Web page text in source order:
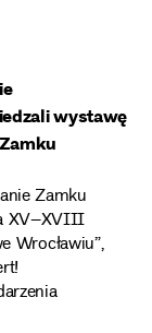
wystawę
Zamku
XV–XVIII
Wrocławiu”,